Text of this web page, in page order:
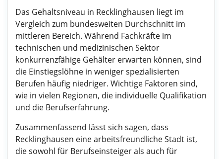
Das Gehaltsniveau in Recklinghausen liegt im
Vergleich zum bundesweiten Durchschnitt im
mittleren Bereich. Während Fachkräfte im
technischen und medizinischen Sektor
konkurrenzfähige Gehälter erwarten können, sind
die Einstiegslöhne in weniger spezialisierten
Berufen häufig niedriger. Wichtige Faktoren sind,
wie in vielen Regionen, die individuelle Qualifikation
und die Berufserfahrung.
Zusammenfassend lässt sich sagen, dass
Recklinghausen eine arbeitsfreundliche Stadt ist,
die sowohl für Berufseinsteiger als auch für